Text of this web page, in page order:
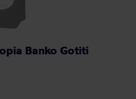
Banko Gotiti